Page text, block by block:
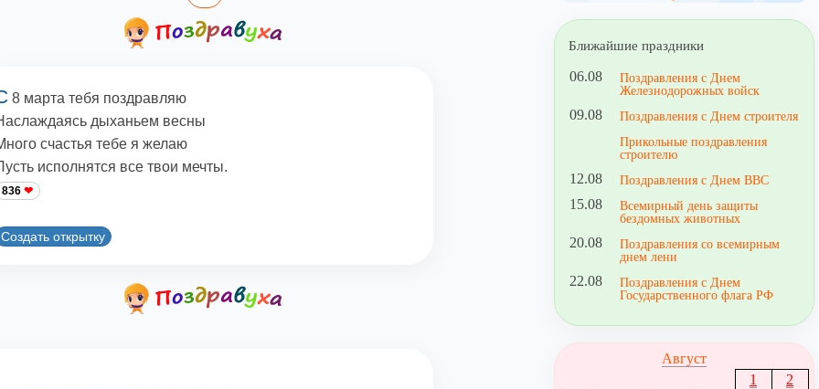
8 марта тебя поздравляю
дыханьем весны
счастья тебе я желаю
исполнятся все твои мечты.
836
Создать открытку
Ближайшие праздники
06.08
Поздравления с Днем
Железнодорожных войск
09.08
Поздравления с Днем строителя
Прикольные поздравления
строителю
12.08 Поздравления с Днем ВВС
15.08
Всемирный день защиты
бездомных животных
20.08
Поздравления со всемирным
днем лени
22.08
Поздравления с Днем
Государственного флага РФ
Август
1
2